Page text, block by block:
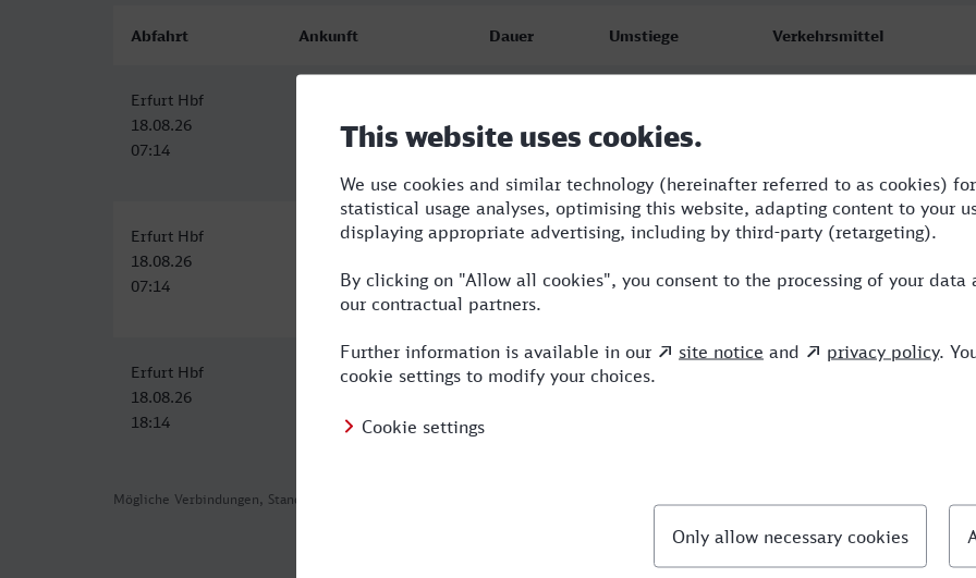
Mögliche Verbindungen, Stand: 2026-08-04 03:07
Abfahrt Ankunft Dauer Umstiege Verkehrsmittel
Erfurt Hbf
18.08.26
07:14
18.08.26
Erfurt Hbf
18.08.26
07:14
Lindau-Insel
5:46 2 RE,ICE
Erfurt Hbf
18.08.26
18:14
Lindau-Insel
5:46 1